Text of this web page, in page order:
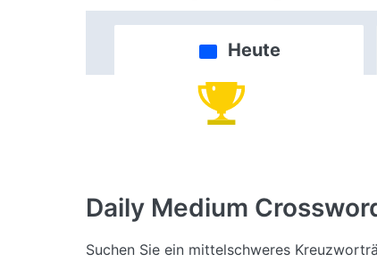
Heute
Daily Medium
Suchen Sie ein mittelschweres